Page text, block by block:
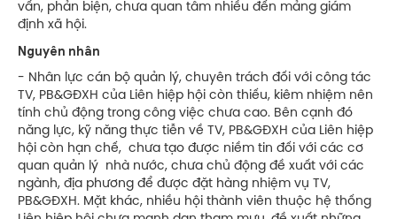
vấn, phản biện, chưa quan tâm nhiều đến mảng giám
định xã hội.
Nguyên nhân
- Nhân lực cán bộ quản lý, chuyên trách đối với công tác
TV, PB&GĐXH của Liên hiệp hội còn thiếu, kiêm nhiệm nên
tính chủ động trong công việc chưa cao. Bên cạnh đó
năng lực, kỹ năng thực tiễn về TV, PB&GĐXH của Liên hiệp
hội còn hạn chế, chưa tạo được niềm tin đối với các cơ
quan quản lý nhà nước, chưa chủ động đề xuất với các
ngành, địa phương để được đặt hàng nhiệm vụ TV,
PB&GĐXH. Mặt khác, nhiều hội thành viên thuộc hệ thống